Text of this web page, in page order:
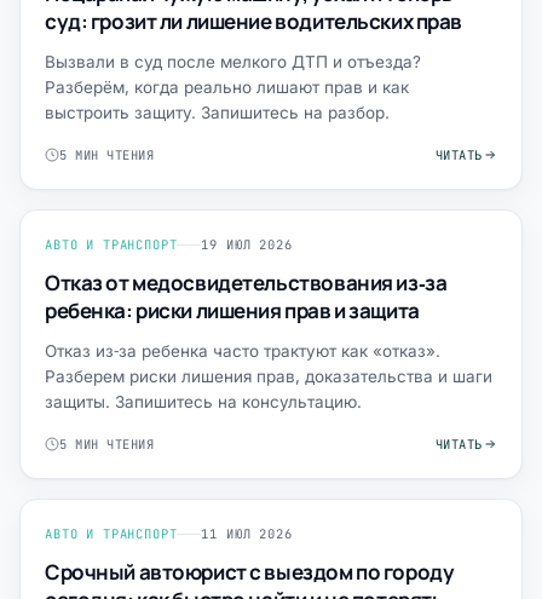
суд: грозит ли лишение водительских прав
Вызвали в суд после мелкого ДТП и отъезда?
Разберём, когда реально лишают прав и как
выстроить защиту. Запишитесь на разбор.
5 МИН ЧТЕНИЯ ЧИТАТЬ
АВТО И ТРАНСПОРТ 19 ИЮЛ 2026
Отказ от медосвидетельствования из‑за
ребенка: риски лишения прав и защита
Отказ из‑за ребенка часто трактуют как «отказ».
Разберем риски лишения прав, доказательства и шаги
защиты. Запишитесь на консультацию.
5 МИН ЧТЕНИЯ ЧИТАТЬ
АВТО И ТРАНСПОРТ 11 ИЮЛ 2026
Срочный автоюрист с выездом по городу